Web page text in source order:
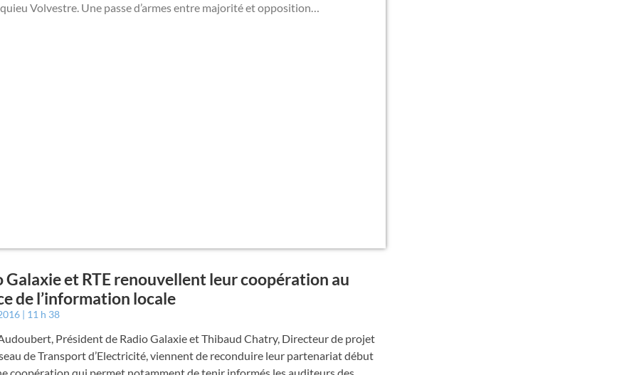
Volvestre. Une passe d’armes entre majorité et opposition…
Galaxie et RTE renouvellent leur coopération au
de l’information locale
11 h 38
Président de Radio Galaxie et Thibaud Chatry, Directeur de projet
de Transport d’Electricité, viennent de reconduire leur partenariat début